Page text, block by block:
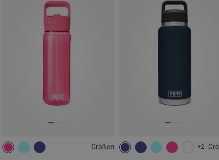
Größen
750ML
+2
1.06L